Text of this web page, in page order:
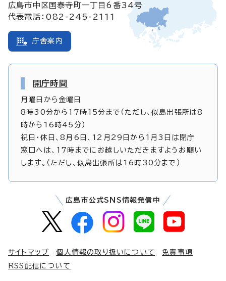
広島市中区国泰寺町一丁目6番34号
代表電話：082-245-2111
庁舎案内
開庁時間
月曜日から金曜日
8時30分から17時15分まで（ただし、似島出張所は8
時から16時45分）
祝日・休日、8月6日、12月29日から1月3日は閉庁
窓口へは、17時までにお越しいただきますようお願い
します。（ただし、似島出張所は16時30分まで）
広島市公式SNS情報発信中
サイトマップ 個人情報の取り扱いについて
免責事項
RSS配信について